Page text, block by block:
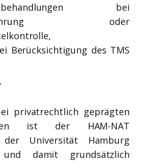
bei
oder
Berücksichtigung des TMS
privatrechtlich geprägten
ist der HAM-NAT
Universität Hamburg
und damit grundsätzlich